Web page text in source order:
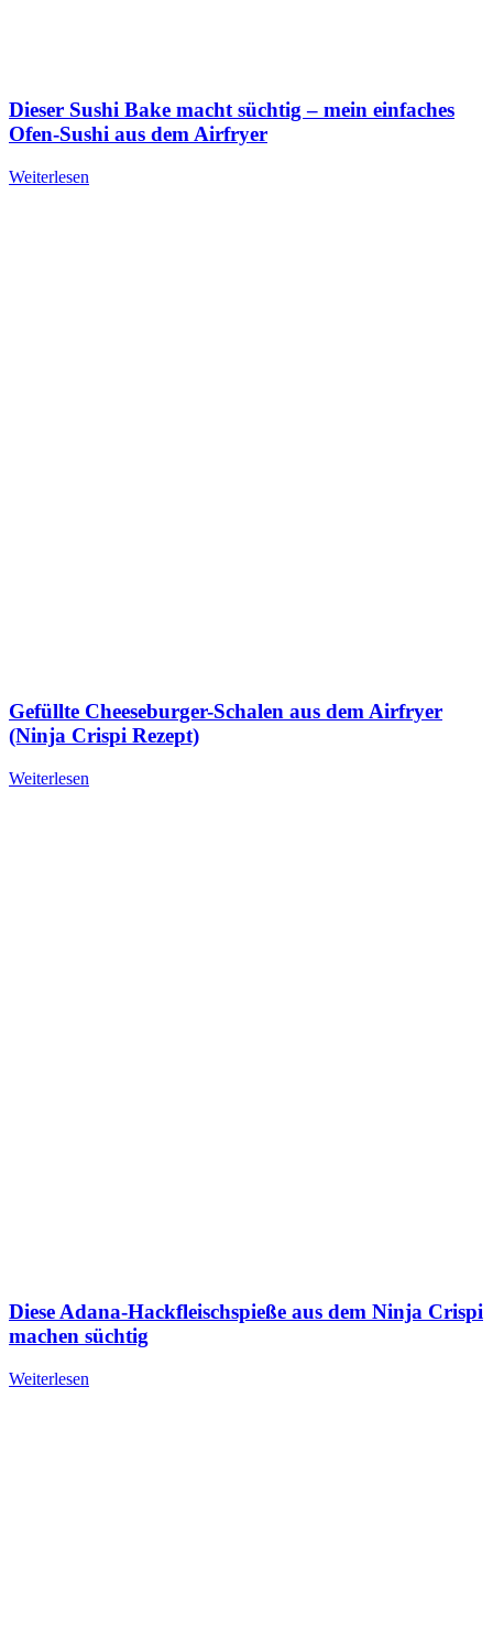
Dieser Sushi Bake macht süchtig – mein einfaches
Ofen-Sushi aus dem Airfryer
Weiterlesen
Gefüllte Cheeseburger-Schalen aus dem Airfryer
(Ninja Crispi Rezept)
Weiterlesen
Diese Adana-Hackfleischspieße aus dem Ninja Crispi
machen süchtig
Weiterlesen